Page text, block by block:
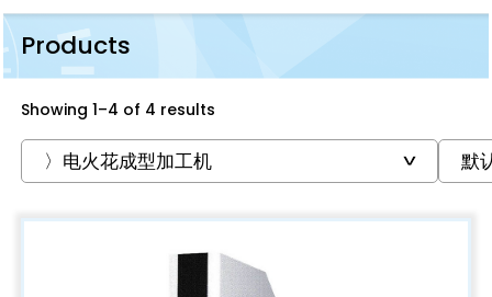
Products
Showing 1–4 of 4 results